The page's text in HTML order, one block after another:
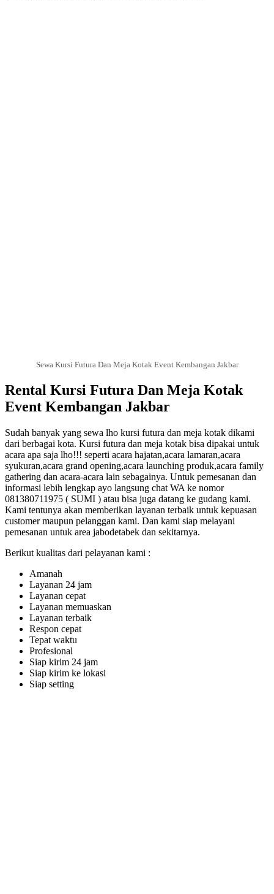
Sewa Kursi Futura Dan Meja Kotak Event Kembangan Jakbar
Rental Kursi Futura Dan Meja Kotak
Event Kembangan Jakbar
Sudah banyak yang sewa lho kursi futura dan meja kotak dikami
dari berbagai kota. Kursi futura dan meja kotak bisa dipakai untuk
acara apa saja lho!!! seperti acara hajatan,acara lamaran,acara
syukuran,acara grand opening,acara launching produk,acara family
gathering dan acara-acara lain sebagainya. Untuk pemesanan dan
informasi lebih lengkap ayo langsung chat WA ke nomor
081380711975 ( SUMI ) atau bisa juga datang ke gudang kami.
Kami tentunya akan memberikan layanan terbaik untuk kepuasan
customer maupun pelanggan kami. Dan kami siap melayani
pemesanan untuk area jabodetabek dan sekitarnya.
Berikut kualitas dari pelayanan kami :
Amanah
Layanan 24 jam
Layanan cepat
Layanan memuaskan
Layanan terbaik
Respon cepat
Tepat waktu
Profesional
Siap kirim 24 jam
Siap kirim ke lokasi
Siap setting